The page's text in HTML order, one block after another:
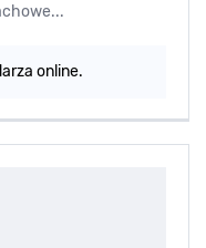
online.